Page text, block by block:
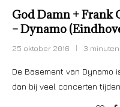
God Damn + Frank
– Dynamo
25 oktober 2016 3
De Basement van Dynamo
dan bij veel concerten